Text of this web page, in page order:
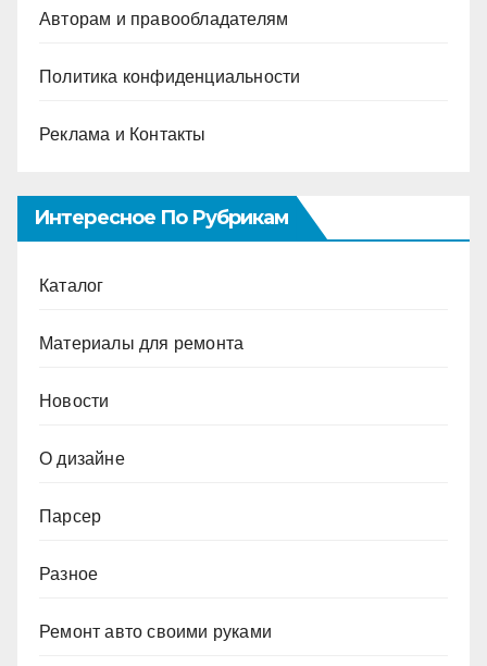
Авторам и правообладателям
Политика конфиденциальности
Реклама и Контакты
Интересное По Рубрикам
Каталог
Материалы для ремонта
Новости
О дизайне
Парсер
Разное
Ремонт авто своими руками